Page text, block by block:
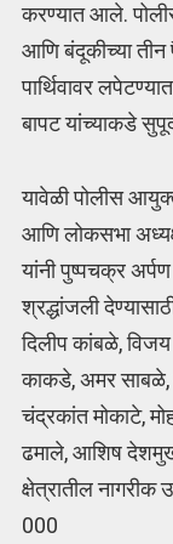
करण्यात आले.
आणि बंदूकीच्या
पार्थिवावर
बापट यांच्याकडे
यावेळी पोलीस
आणि लोकसभा
यांनी पुष्पचक्र
श्रद्धांजली
दिलीप कांबळे,
काकडे, अमर साबळे,
चंद्रकांत मोकाटे,
ढमाले, आशिष देशमुख
क्षेत्रातील नागरीक
000